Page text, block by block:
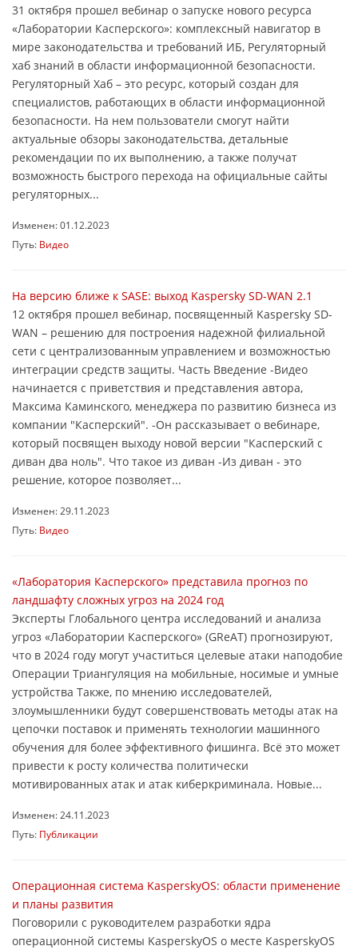
31 октября прошел вебинар о запуске нового ресурса
«Лаборатории Касперского»: комплексный навигатор в
мире законодательства и требований ИБ, Регуляторный
хаб знаний в области информационной безопасности.
Регуляторный Хаб – это ресурс, который создан для
специалистов, работающих в области информационной
безопасности. На нем пользователи смогут найти
актуальные обзоры законодательства, детальные
рекомендации по их выполнению, а также получат
возможность быстрого перехода на официальные сайты
регуляторных...
Изменен: 01.12.2023
Путь: Видео
На версию ближе к SASE: выход Kaspersky SD-WAN 2.1
12 октября прошел вебинар, посвященный Kaspersky SD-
WAN – решению для построения надежной филиальной
сети с централизованным управлением и возможностью
интеграции средств защиты. Часть Введение -Видео
начинается с приветствия и представления автора,
Максима Каминского, менеджера по развитию бизнеса из
компании "Касперский". -Он рассказывает о вебинаре,
который посвящен выходу новой версии "Касперский с
диван два ноль". Что такое из диван -Из диван - это
решение, которое позволяет...
Изменен: 29.11.2023
Путь: Видео
«Лаборатория Касперского» представила прогноз по
ландшафту сложных угроз на 2024 год
Эксперты Глобального центра исследований и анализа
угроз «Лаборатории Касперского» (GReAT) прогнозируют,
что в 2024 году могут участиться целевые атаки наподобие
Операции Триангуляция на мобильные, носимые и умные
устройства Также, по мнению исследователей,
злоумышленники будут совершенствовать методы атак на
цепочки поставок и применять технологии машинного
обучения для более эффективного фишинга. Всё это может
привести к росту количества политически
мотивированных атак и атак киберкриминала. Новые...
Изменен: 24.11.2023
Путь: Публикации
Операционная система KasperskyOS: области применение
и планы развития
Поговорили с руководителем разработки ядра
операционной системы KasperskyOS о месте KasperskyOS